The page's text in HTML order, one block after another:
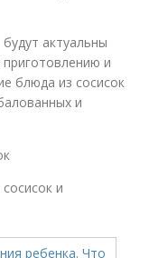
актуальны
и
блюда из сосисок
и
и